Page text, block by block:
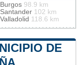
98.9 km
102 km
118.6 km
DE